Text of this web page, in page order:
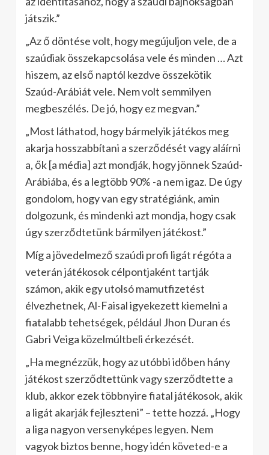
játszik.”
„Az ő döntése volt, hogy megújuljon vele, de a
szaúdiak összekapcsolása vele és minden … Azt
hiszem, az első naptól kezdve összekötik
Szaúd-Arábiát vele. Nem volt semmilyen
megbeszélés. De jó, hogy ez megvan.”
„Most láthatod, hogy bármelyik játékos meg
akarja hosszabbítani a szerződését vagy aláírni
a, ők [a média] azt mondják, hogy jönnek Szaúd-
Arábiába, és a legtöbb 90% -a nem igaz. De úgy
gondolom, hogy van egy stratégiánk, amin
dolgozunk, és mindenki azt mondja, hogy csak
úgy szerződtetünk bármilyen játékost.”
Míg a jövedelmező szaúdi profi ligát régóta a
veterán játékosok célpontjaként tartják
számon, akik egy utolsó mamutfizetést
élvezhetnek, Al-Faisal igyekezett kiemelni a
fiatalabb tehetségek, például Jhon Duran és
Gabri Veiga közelmúltbeli érkezését.
„Ha megnézzük, hogy az utóbbi időben hány
játékost szerződtettünk vagy szerződtette a
klub, akkor ezek többnyire fiatal játékosok, akik
a ligát akarják fejleszteni” – tette hozzá. „Hogy
a liga nagyon versenyképes legyen. Nem
vagyok biztos benne, hogy idén követed-e a